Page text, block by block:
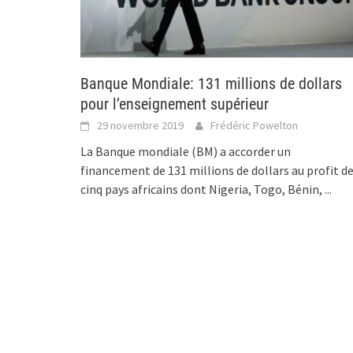
Banque Mondiale: 131 millions de dollars
pour l’enseignement supérieur
29 novembre 2019 Frédéric Powelton
La Banque mondiale (BM) a accorder un
financement de 131 millions de dollars au profit de
cinq pays africains dont Nigeria, Togo, Bénin, ...